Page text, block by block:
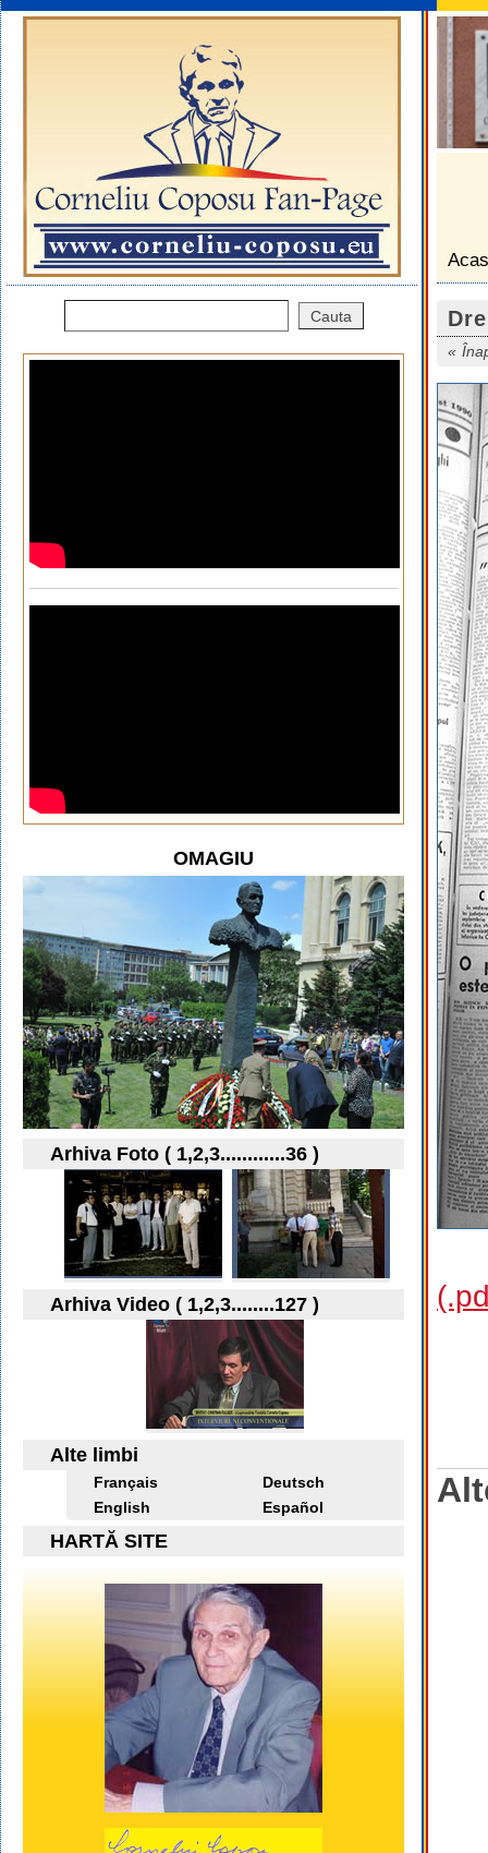
OMAGIU
Arhiva Foto ( 1,2,3............36 )
Arhiva Video ( 1,2,3........127 )
Alte limbi
Français
Deutsch
English
Español
HARTĂ SITE